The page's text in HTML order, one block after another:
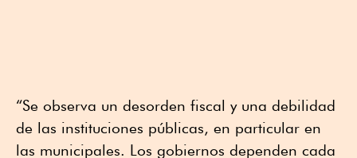
“Se observa un desorden fiscal y una debilidad
de las instituciones públicas, en particular en
las municipales. Los gobiernos dependen cada